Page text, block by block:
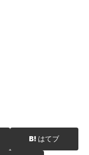
はてブ